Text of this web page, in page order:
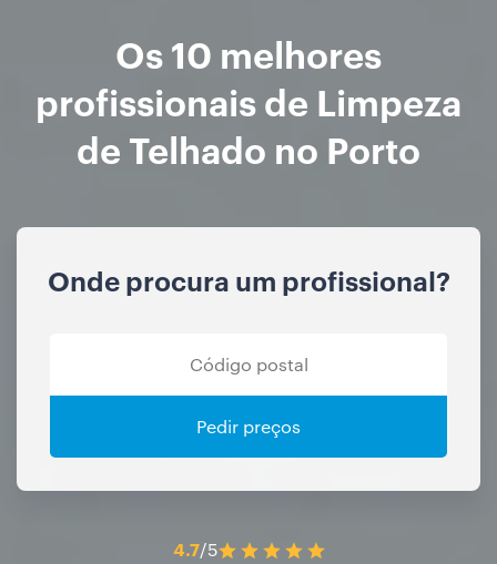
Os 10 melhores
profissionais de Limpeza
de Telhado no Porto
Onde procura um profissional?
Pedir preços
4.7/5